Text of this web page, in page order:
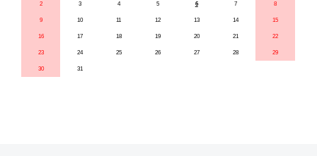
2 3 4 5 6 7 8
9 10 11 12 13 14 15
16 17 18 19 20 21 22
23 24 25 26 27 28 29
30 31